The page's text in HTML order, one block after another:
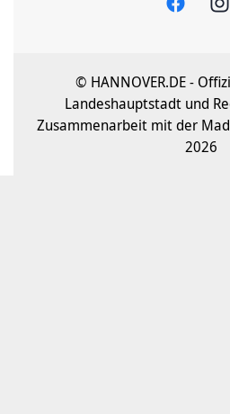
© HANNOVER.DE -
Landeshauptstadt und
Zusammenarbeit mit der
2026